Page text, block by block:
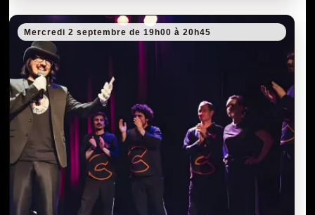
Mercredi 2 septembre de 19h00 à 20h45